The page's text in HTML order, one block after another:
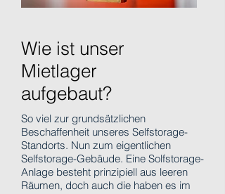
Wie ist unser
Mietlager
aufgebaut?
So viel zur grundsätzlichen
Beschaffenheit unseres Selfstorage-
Standorts. Nun zum eigentlichen
Selfstorage-Gebäude. Eine Solfstorage-
Anlage besteht prinzipiell aus leeren
Räumen, doch auch die haben es im